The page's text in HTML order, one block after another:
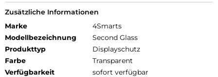
Zusätzliche Informationen
Marke
4Smarts
Modellbezeichnung
Second Glass
Produkttyp
Displayschutz
Farbe
Transparent
Verfügbarkeit
sofort verfügbar